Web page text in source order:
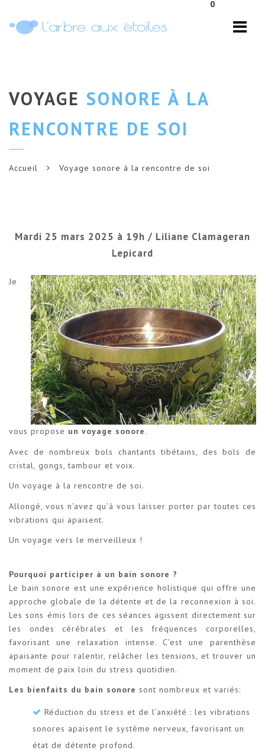
0
VOYAGE SONORE À LA
RENCONTRE DE SOI
Accueil Voyage sonore à la rencontre de soi
Mardi 25 mars 2025 à 19h / Liliane Clamageran
Lepicard
Je
vous propose un voyage sonore.
Avec de nombreux bols chantants tibétains, des bols de
cristal, gongs, tambour et voix.
Un voyage à la rencontre de soi.
Allongé, vous n’avez qu’à vous laisser porter par toutes ces
vibrations qui apaisent.
Un voyage vers le merveilleux !
Pourquoi participer à un bain sonore ?
Le bain sonore est une expérience holistique qui offre une
approche globale de la détente et de la reconnexion à soi.
Les sons émis lors de ces séances agissent directement sur
les ondes cérébrales et les fréquences corporelles,
favorisant une relaxation intense. C’est une parenthèse
apaisante pour ralentir, relâcher les tensions, et trouver un
moment de paix loin du stress quotidien.
Les bienfaits du bain sonore sont nombreux et variés:
Réduction du stress et de l’anxiété : les vibrations
sonores apaisent le système nerveux, favorisant un
état de détente profond.